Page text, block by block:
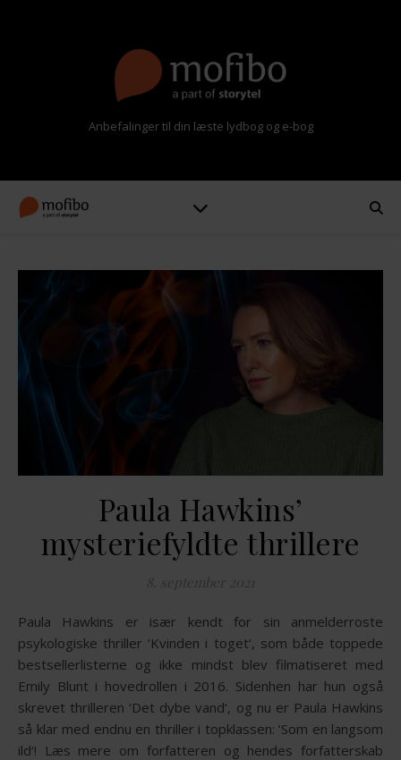
Anbefalinger til din læste lydbog og e-bog
Paula Hawkins’
mysteriefyldte thrillere
8. september 2021
Paula Hawkins er især kendt for sin anmelderroste
psykologiske thriller ‘Kvinden i toget‘, som både toppede
bestsellerlisterne og ikke mindst blev filmatiseret med
Emily Blunt i hovedrollen i 2016. Sidenhen har hun også
skrevet thrilleren ‘Det dybe vand‘, og nu er Paula Hawkins
så klar med endnu en thriller i topklassen: ‘Som en langsom
ild‘! Læs mere om forfatteren og hendes forfatterskab